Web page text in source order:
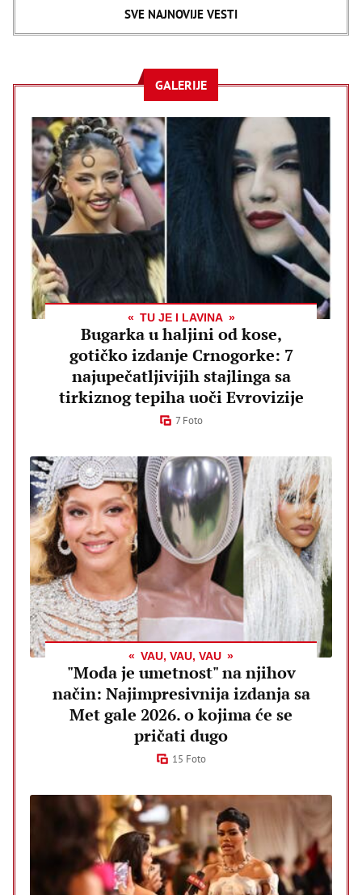
SVE NAJNOVIJE VESTI
GALERIJE
TU JE I LAVINA
Bugarka u haljini od kose,
gotičko izdanje Crnogorke: 7
najupečatljivijih stajlinga sa
tirkiznog tepiha uoči Evrovizije
7 Foto
VAU, VAU, VAU
"Moda je umetnost" na njihov
način: Najimpresivnija izdanja sa
Met gale 2026. o kojima će se
pričati dugo
15 Foto